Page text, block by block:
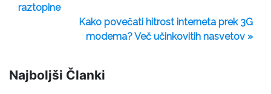
raztopine
Kako povečati hitrost interneta prek 3G
modema? Več učinkovitih nasvetov »
Najboljši Članki